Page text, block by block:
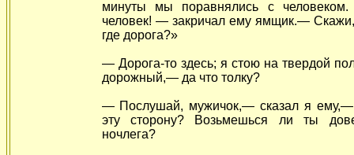
минуты мы поравнялись с
человек! — закричал ему ямщик.—
где дорога?»
— Дорога-то здесь; я стою на твердой
дорожный,— да что толку?
— Послушай, мужичок,— сказал я
эту сторону? Возьмешься ли ты
ночлега?